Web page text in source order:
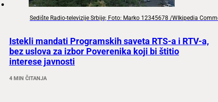
Sedište Radio-televizije Srbije; Foto: Marko 12345678 /WIkipedia
Istekli mandati Programskih saveta RTS-a i RTV-a,
bez uslova za izbor Poverenika koji bi štitio
interese javnosti
4 MIN ČITANJA